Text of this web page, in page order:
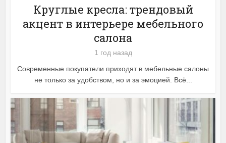
Круглые кресла: трендовый
акцент в интерьере мебельного
салона
1 год назад
Современные покупатели приходят в мебельные салоны
не только за удобством, но и за эмоцией. Всё...